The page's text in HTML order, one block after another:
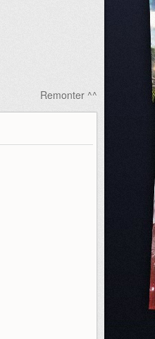
Remonter ^^